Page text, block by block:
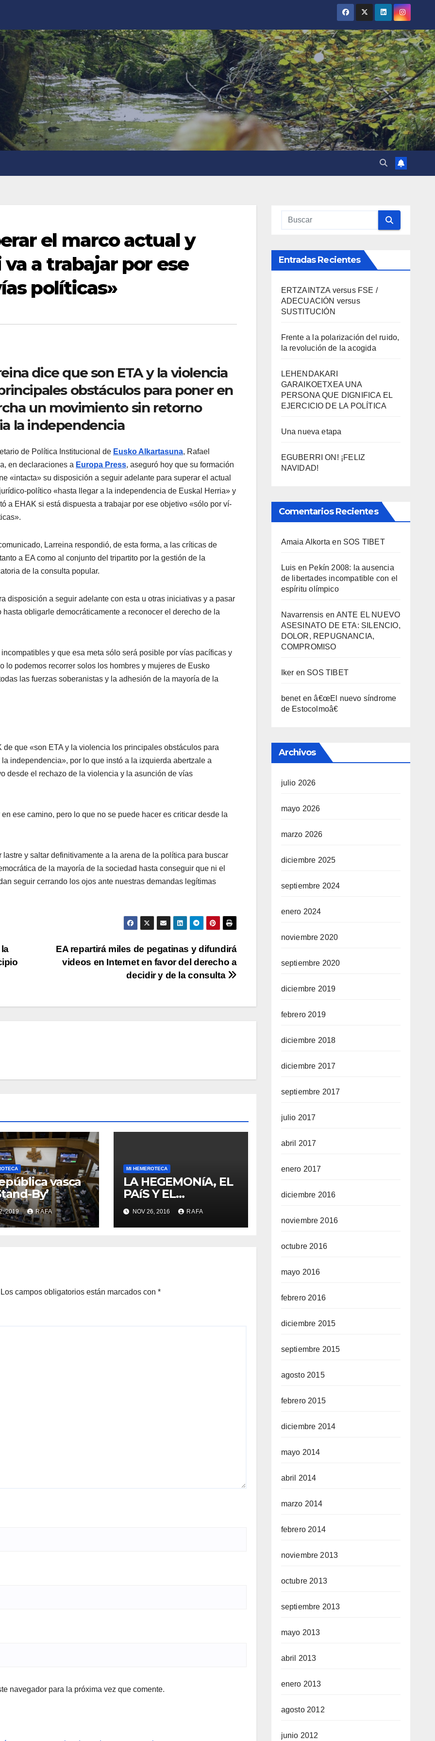
el marco actual y
a trabajar por ese
polí­ticas»
dice que son ETA y la violencia
obstáculos para poner en
un movimiento sin retorno
la independencia
de Polí­tica Institucional de Eusko Alkartasuna, Rafael
en declaraciones a Europa Press, aseguró hoy que su formación
«intacta» su disposición a seguir adelante para superar el actual
polí­tico «hasta llegar a la independencia de Euskal Herria» y
a EHAK si está dispuesta a trabajar por ese objetivo «sólo por ví­
Larreina respondió, de esta forma, a las crí­ticas de
a EA como al conjunto del tripartito por la gestión de la
de la consulta popular.
disposición a seguir adelante con esta u otras iniciativas y a pasar
obligarle democráticamente a reconocer el derecho de la
y que esa meta sólo será posible por ví­as pací­ficas y
lo podemos recorrer solos los hombres y mujeres de Eusko
las fuerzas soberanistas y la adhesión de la mayorí­a de la
que «son ETA y la violencia los principales obstáculos para
independencia», por lo que instó a la izquierda abertzale a
desde el rechazo de la violencia y la asunción de ví­as
ese camino, pero lo que no se puede hacer es criticar desde la
y saltar definitivamente a la arena de la polí­tica para buscar
de la mayorí­a de la sociedad hasta conseguir que ni el
seguir cerrando los ojos ante nuestras demandas legí­timas
EA repartirá miles de pegatinas y difundirá
videos en Internet en favor del derecho a
decidir y de la consulta
vasca
By’
2019 RAFA
MI HEMEROTECA
LA HEGEMONíA, EL
PAíS Y EL
«MOMENTO RAFA
LARREINA»
NOV 26, 2016 RAFA
Los campos obligatorios están marcados con *
navegador para la próxima vez que comente.
Entradas Recientes
ERTZAINTZA versus FSE /
ADECUACIÓN versus
SUSTITUCIÓN
Frente a la polarización del ruido,
la revolución de la acogida
LEHENDAKARI
GARAIKOETXEA UNA
PERSONA QUE DIGNIFICA EL
EJERCICIO DE LA POLÍTICA
Una nueva etapa
EGUBERRI ON! ¡FELIZ
NAVIDAD!
Comentarios Recientes
Amaia Alkorta en SOS TIBET
Luis en Pekí­n 2008: la ausencia
de libertades incompatible con el
espí­ritu olí­mpico
Navarrensis en ANTE EL NUEVO
ASESINATO DE ETA: SILENCIO,
DOLOR, REPUGNANCIA,
COMPROMISO
Iker en SOS TIBET
benetenâ€œEl nuevo sí­ndrome
de Estocolmoâ€
Archivos
julio 2026
mayo 2026
marzo 2026
diciembre 2025
septiembre 2024
enero 2024
noviembre 2020
septiembre 2020
diciembre 2019
febrero 2019
diciembre 2018
diciembre 2017
septiembre 2017
julio 2017
abril 2017
enero 2017
diciembre 2016
noviembre 2016
octubre 2016
mayo 2016
febrero 2016
diciembre 2015
septiembre 2015
agosto 2015
febrero 2015
diciembre 2014
mayo 2014
abril 2014
marzo 2014
febrero 2014
noviembre 2013
octubre 2013
septiembre 2013
mayo 2013
abril 2013
enero 2013
agosto 2012
junio 2012